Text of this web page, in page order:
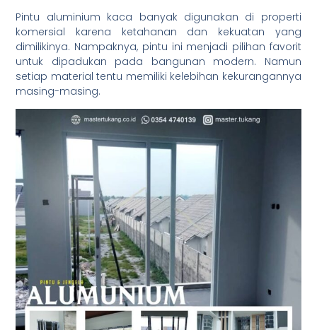
Pintu aluminium kaca banyak digunakan di properti
komersial karena ketahanan dan kekuatan yang
dimilikinya. Nampaknya, pintu ini menjadi pilihan favorit
untuk dipadukan pada bangunan modern. Namun
setiap material tentu memiliki kelebihan kekurangannya
masing-masing.